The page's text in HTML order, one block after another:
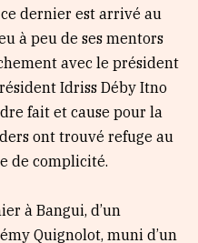
dernier est arrivé au
à peu de ses mentors
avec le président
Idriss Déby Itno
fait et cause pour la
ont trouvé refuge au
de complicité.
à Bangui, d’un
Quignolot, muni d’un